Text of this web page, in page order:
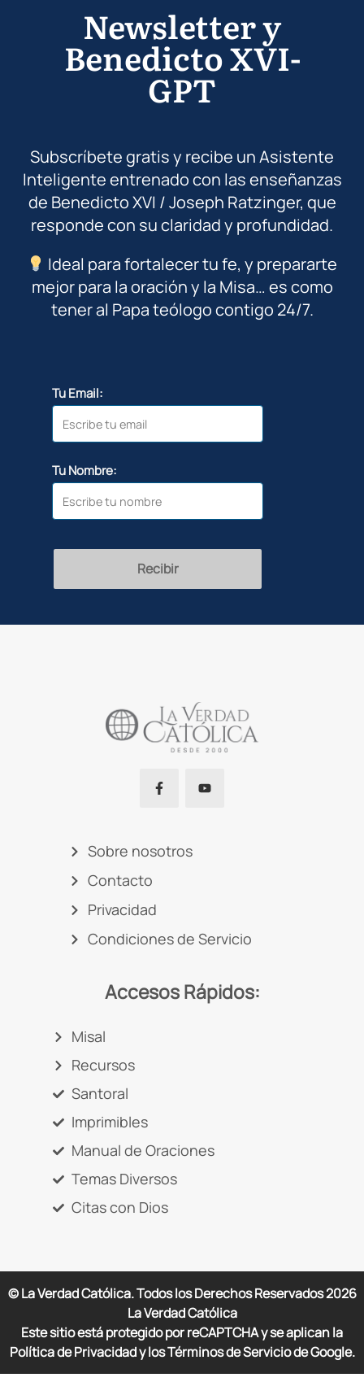
Newsletter y
Benedicto XVI-
GPT
Subscríbete gratis y recibe un Asistente
Inteligente entrenado con las enseñanzas
de Benedicto XVI / Joseph Ratzinger, que
responde con su claridad y profundidad.
Ideal para fortalecer tu fe, y prepararte
mejor para la oración y la Misa… es como
tener al Papa teólogo contigo 24/7.
Tu Email:
Tu Nombre:
Recibir
Sobre nosotros
Contacto
Privacidad
Condiciones de Servicio
Accesos Rápidos:
Misal
Recursos
Santoral
Imprimibles
Manual de Oraciones
Temas Diversos
Citas con Dios
© La Verdad Católica. Todos los Derechos Reservados2026
La Verdad Católica
Este sitio está protegido por reCAPTCHA y se aplican la
Política de Privacidad y los Términos de Servicio de Google.